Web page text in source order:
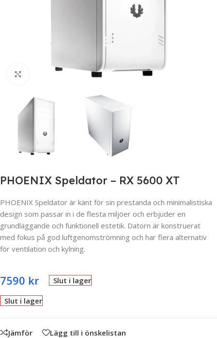
Click to enlarge
PHOENIX Speldator – RX 5600 XT
PHOENIX Speldator är känt för sin prestanda och minimalistiska
design som passar in i de flesta miljöer och erbjuder en
grundläggande och funktionell estetik. Datorn är konstruerat
med fokus på god luftgenomströmning och har flera alternativ
för ventilation och kylning.
7590 kr Slut i lager
Slut i lager
Jämför Lägg till i önskelistan